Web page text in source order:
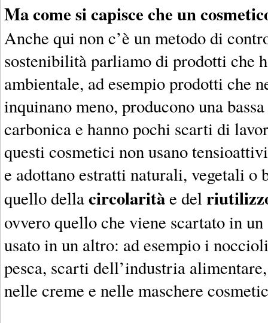
Ma come si capisce che un
Anche qui non c’è un metodo di
sostenibilità parliamo di prodotti che
ambientale, ad esempio prodotti che
inquinano meno, producono una
carbonica e hanno pochi scarti di
questi cosmetici non usano
e adottano estratti naturali, vegetali
quello dellacircolaritàe del
ovvero quello che viene scartato in un
usato in un altro: ad esempio i
pesca, scarti dell’industria
nelle creme e nelle maschere